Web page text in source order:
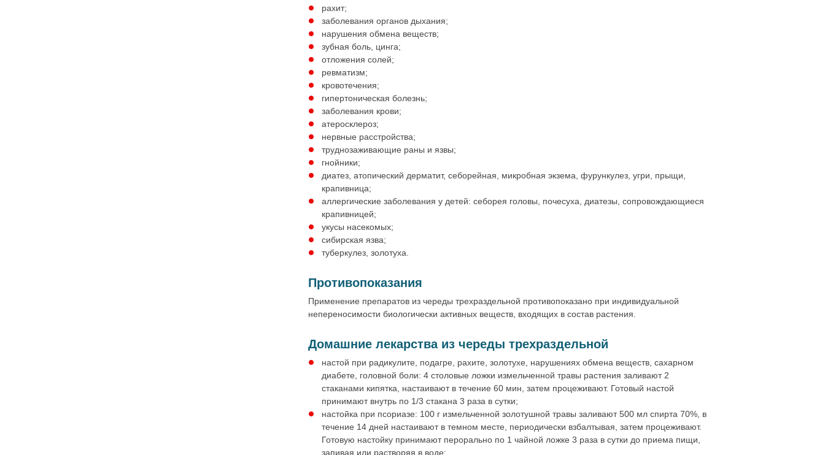
рахит;
заболевания органов дыхания;
нарушения обмена веществ;
зубная боль, цинга;
отложения солей;
ревматизм;
кровотечения;
гипертоническая болезнь;
заболевания крови;
атеросклероз;
нервные расстройства;
труднозаживающие раны и язвы;
гнойники;
диатез, атопический дерматит, себорейная, микробная экзема, фурункулез, угри, прыщи,
крапивница;
аллергические заболевания у детей: себорея головы, почесуха, диатезы, сопровождающиеся
крапивницей;
укусы насекомых;
сибирская язва;
туберкулез, золотуха.
Противопоказания
Применение препаратов из череды трехраздельной противопоказано при индивидуальной
непереносимости биологически активных веществ, входящих в состав растения.
Домашние лекарства из череды трехраздельной
настой при радикулите, подагре, рахите, золотухе, нарушениях обмена веществ, сахарном
диабете, головной боли: 4 столовые ложки измельченной травы растения заливают 2
стаканами кипятка, настаивают в течение 60 мин, затем процеживают. Готовый настой
принимают внутрь по 1/3 стакана 3 раза в сутки;
настойка при псориазе: 100 г измельченной золотушной травы заливают 500 мл спирта 70%, в
течение 14 дней настаивают в темном месте, периодически взбалтывая, затем процеживают.
Готовую настойку принимают перорально по 1 чайной ложке 3 раза в сутки до приема пищи,
запивая или растворяя в воде;